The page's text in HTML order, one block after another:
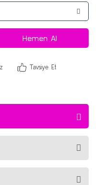
Hemen Al
Tavsiye Et